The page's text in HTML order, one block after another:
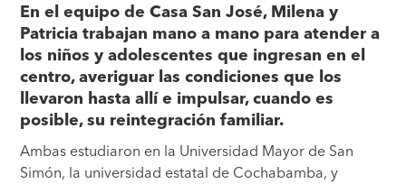
En el equipo de Casa San José, Milena y
Patricia trabajan mano a mano para atender a
los niños y adolescentes que ingresan en el
centro, averiguar las condiciones que los
llevaron hasta allí e impulsar, cuando es
posible, su reintegración familiar.
Ambas estudiaron en la Universidad Mayor de San
Simón, la universidad estatal de Cochabamba, y